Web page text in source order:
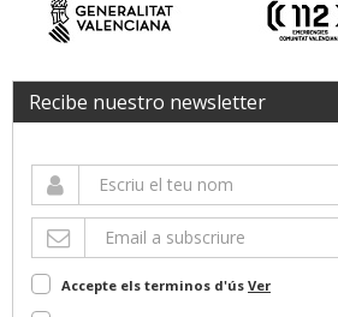
Recibe nuestro newsletter
Accepte els terminos d'ús Ver